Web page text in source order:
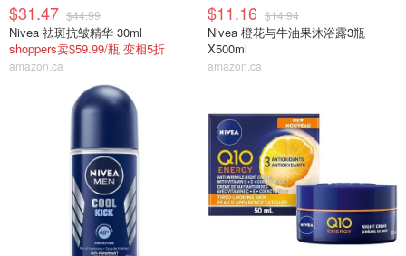
$31.47 $44.99
Nivea 祛斑抗皱精华 30ml
shoppers卖$59.99/瓶 变相5折
amazon.ca
$11.16 $14.94
Nivea 橙花与牛油果沐浴露3瓶
X500ml
amazon.ca